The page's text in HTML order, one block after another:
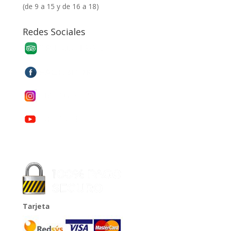
(de 9 a 15 y de 16 a 18)
Redes Sociales
Tarjeta